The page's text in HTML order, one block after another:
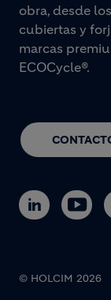
obra, desde
cubiertas y
marcas
ECOCycle®.
© HOLCIM 2026